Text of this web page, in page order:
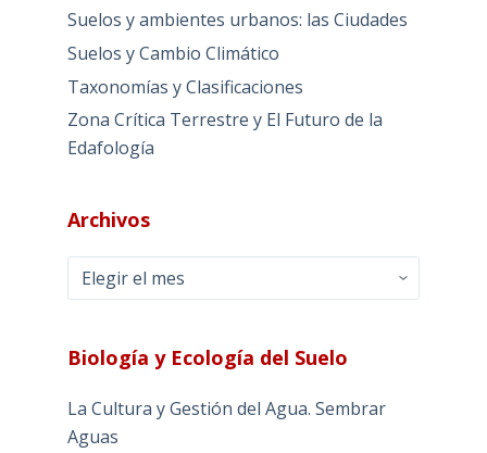
Suelos y ambientes urbanos: las Ciudades
Suelos y Cambio Climático
Taxonomías y Clasificaciones
Zona Crítica Terrestre y El Futuro de la
Edafología
Archivos
Archivos
Biología y Ecología del Suelo
La Cultura y Gestión del Agua. Sembrar
Aguas